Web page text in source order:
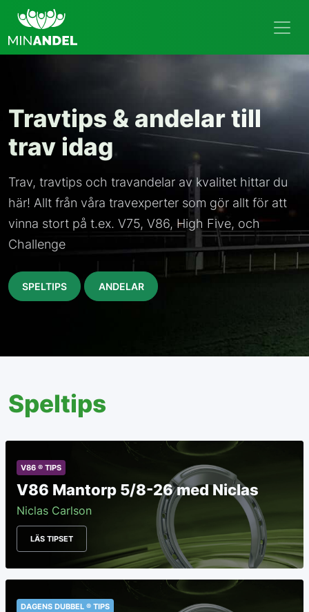
Travtips & andelar till
trav idag
Trav, travtips och travandelar av kvalitet hittar du
här! Allt från våra travexperter som gör allt för att
vinna stort på t.ex. V75, V86, High Five, och
Challenge
SPELTIPS ANDELAR
Speltips
V86 ® TIPS
V86 Mantorp 5/8-26 med Niclas
Niclas Carlson
LÄS TIPSET
DAGENS DUBBEL ® TIPS